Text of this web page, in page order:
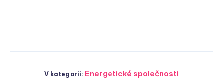
V kategorii: Energetické společnosti